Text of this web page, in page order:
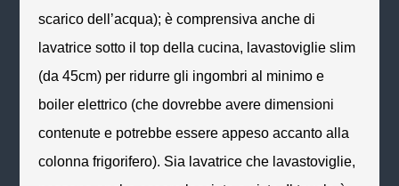
scarico dell’acqua); è comprensiva anche di
lavatrice sotto il top della cucina, lavastoviglie slim
(da 45cm) per ridurre gli ingombri al minimo e
boiler elettrico (che dovrebbe avere dimensioni
contenute e potrebbe essere appeso accanto alla
colonna frigorifero). Sia lavatrice che lavastoviglie,